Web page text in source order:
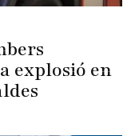
explosió en